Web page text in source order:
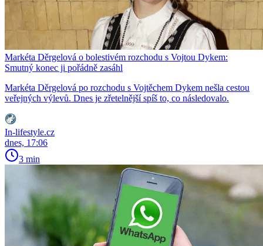
Markéta Děrgelová o bolestivém rozchodu s Vojtou Dykem:
Smutný konec ji pořádně zasáhl
Markéta Děrgelová po rozchodu s Vojtěchem Dykem nešla cestou
veřejných výlevů. Dnes je zřetelnější spíš to, co následovalo.
In-lifestyle.cz
dnes, 17:06
3 min